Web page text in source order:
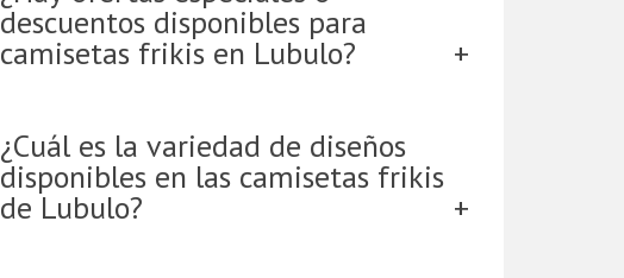
descuentos disponibles para
camisetas frikis en Lubulo?
¿Cuál es la variedad de diseños
disponibles en las camisetas frikis
de Lubulo?